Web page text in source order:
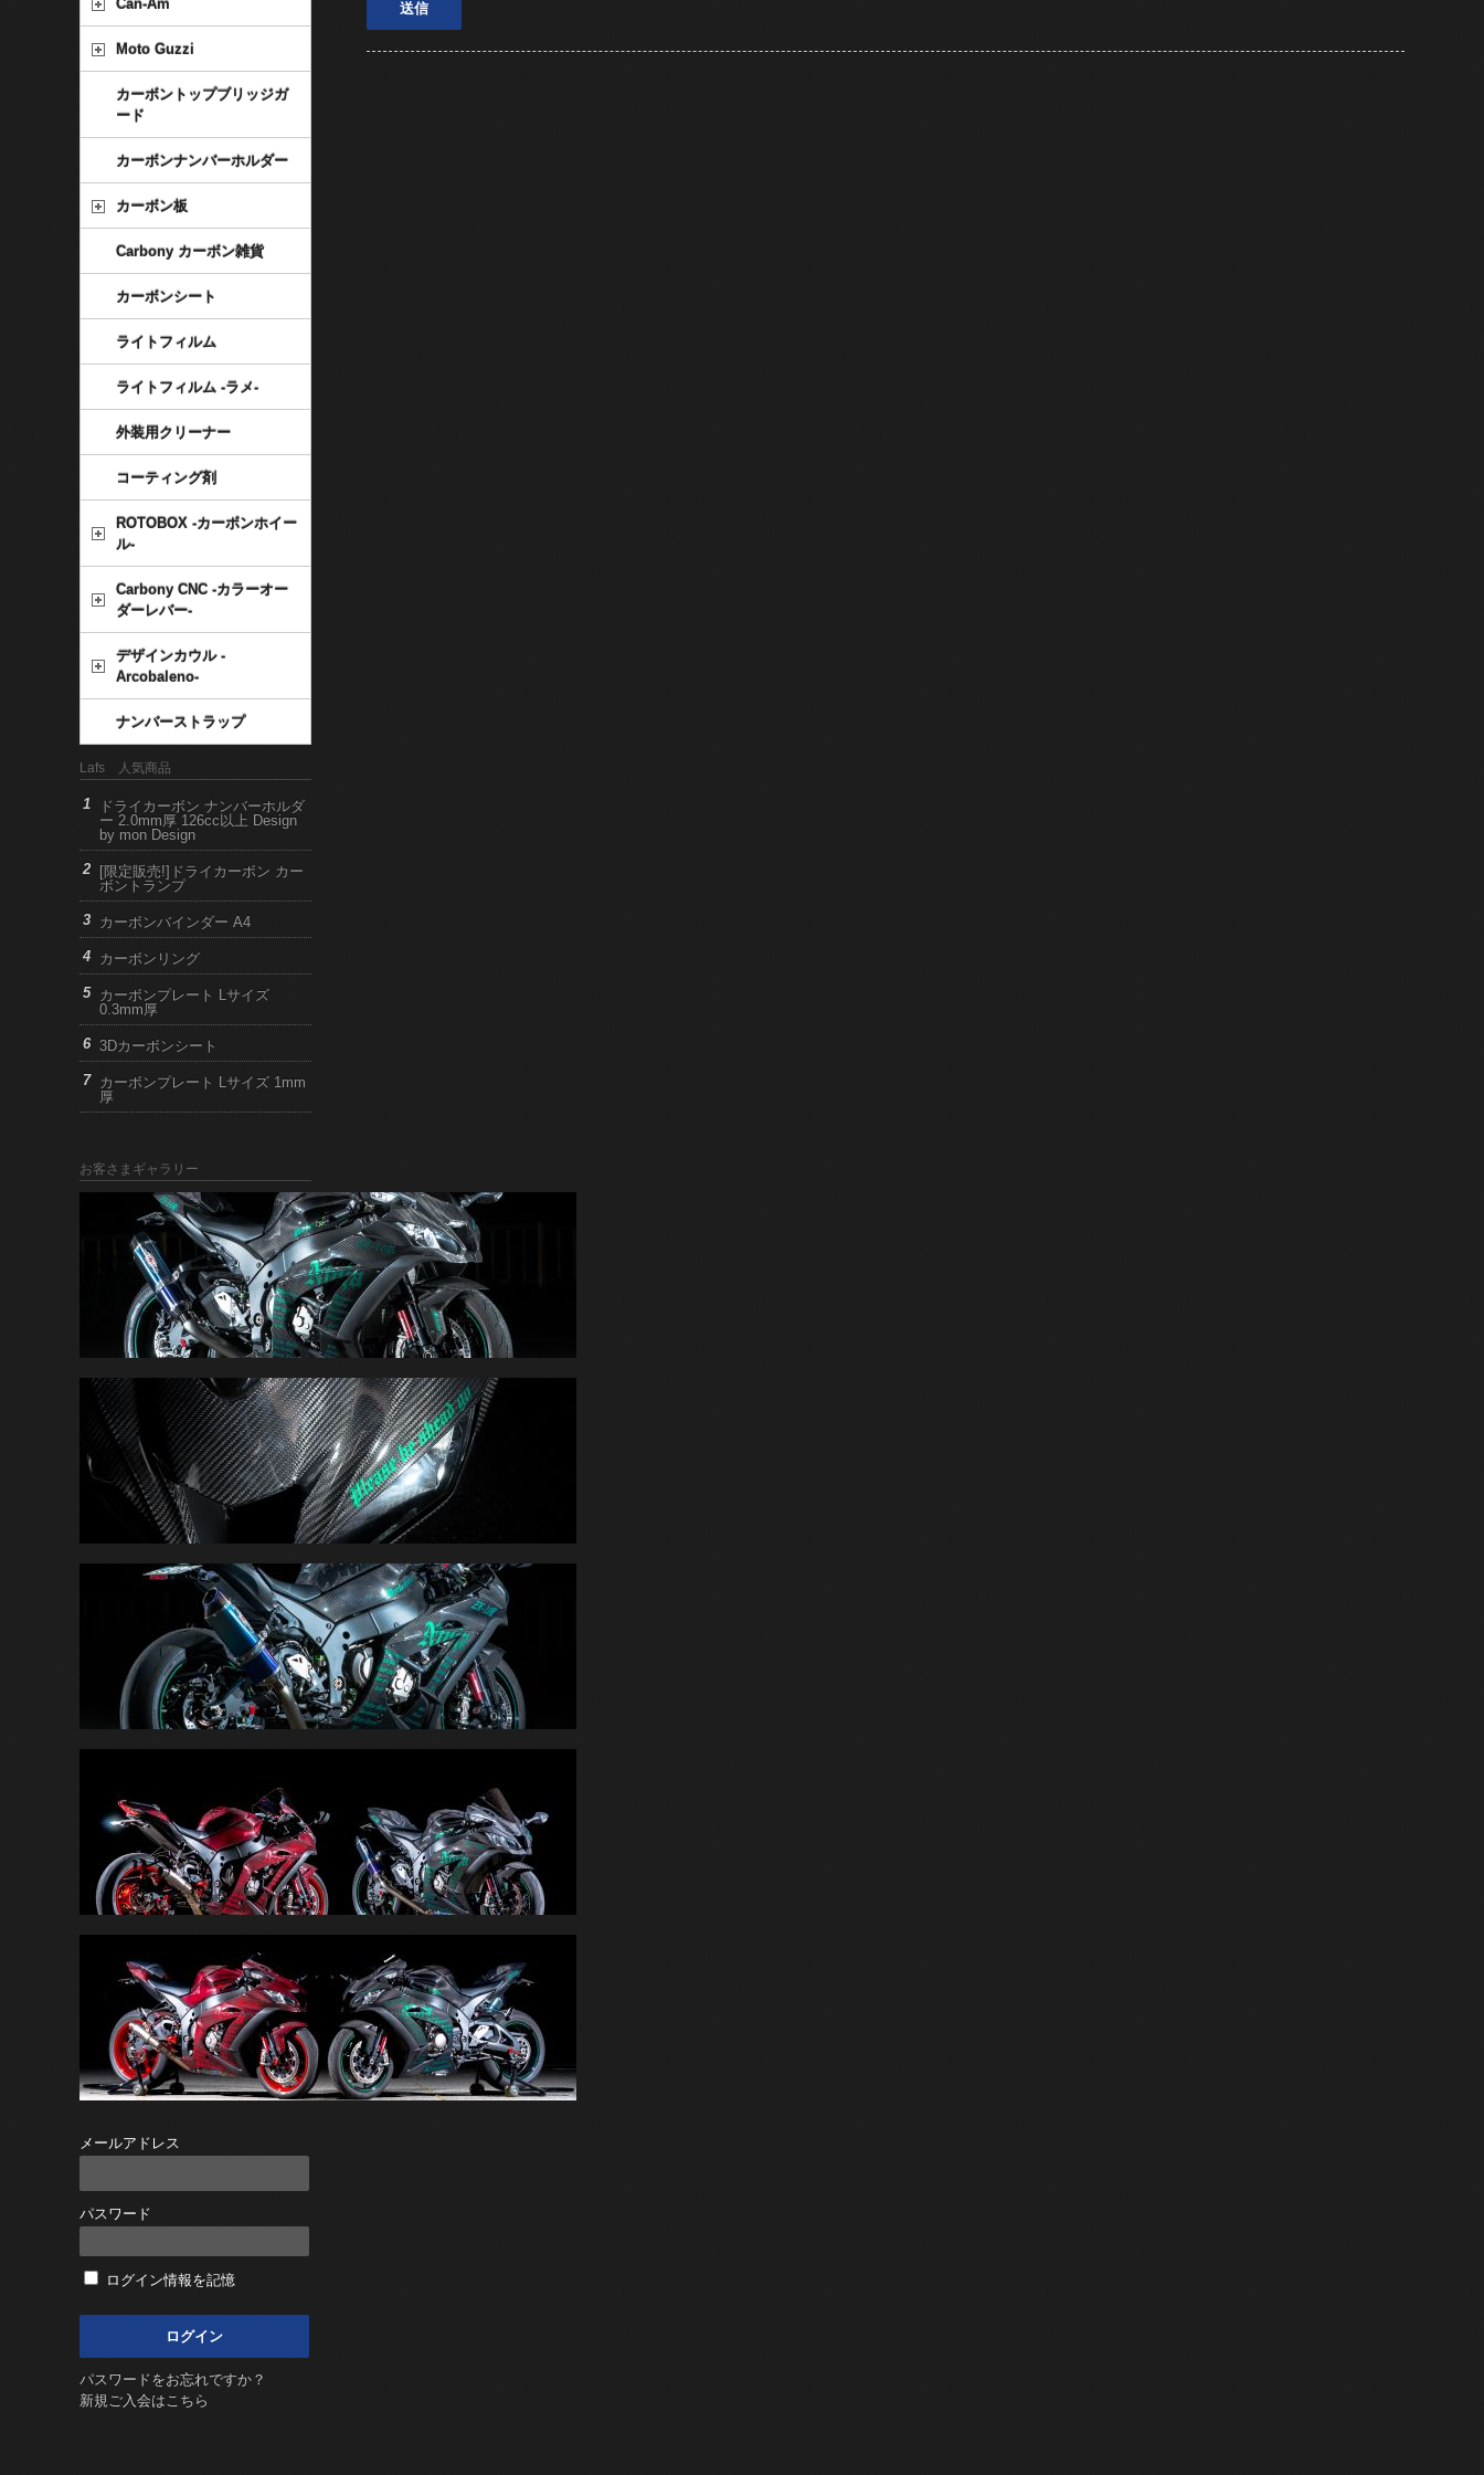
Can-Am
Moto Guzzi
カーボントップブリッジガ
ード
カーボンナンバーホルダー
カーボン板
Carbony カーボン雑貨
カーボンシート
ライトフィルム
ライトフィルム -ラメ-
外装用クリーナー
コーティング剤
ROTOBOX -カーボンホイー
ル-
Carbony CNC -カラーオー
ダーレバー-
デザインカウル -
Arcobaleno-
ナンバーストラップ
Lafs 人気商品
ドライカーボン ナンバーホルダ
ー 2.0mm厚 126cc以上 Design
by mon Design
[限定販売!]ドライカーボン カー
ボントランプ
カーボンバインダー A4
カーボンリング
カーボンプレート Lサイズ
0.3mm厚
3Dカーボンシート
カーボンプレート Lサイズ 1mm
厚
お客さまギャラリー
メールアドレス
パスワード
ログイン情報を記憶
パスワードをお忘れですか？
新規ご入会はこちら